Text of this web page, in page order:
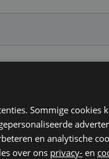
Sommige cookies
en analytische
over ons privacy- en